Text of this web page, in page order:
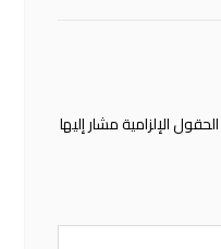
الحقول الإلزامية مشار إليها